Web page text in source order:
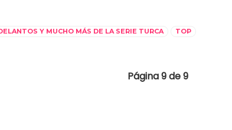
Y MUCHO MÁS DE LA SERIE TURCA TOP
Página 9 de 9